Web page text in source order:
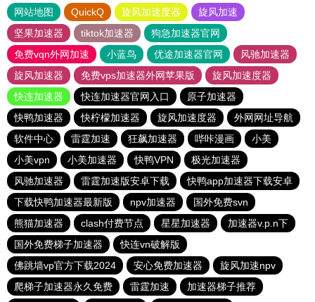
网站地图 QuickQ 旋风加速度器
旋风加速
坚果加速器
tiktok加速器
狗急加速器官网
免费vqn外网加速
小蓝鸟 优途加速器官网
风驰加速器
旋风加速器
免费vps加速器外网苹果版
旋风加速度器
快连加速器
快连加速器官网入口
原子加速器
快鸭加速器
快柠檬加速器 旋风加速度器
外网网址导航
软件中心
雷霆加速 狂飙加速器 哔咔漫画
小美
小美vpn
小美加速器 快鸭VPN
极光加速器
风驰加速器
雷霆加速版安卓下载
快鸭app加速器下载安卓
下载快鸭加速器最新版
npv加速器
国外免费svn
熊猫加速器
clash付费节点 星星加速器
加速器v.p.n下
国外免费梯子加速器
快连vn破解版
佛跳墙vp官方下载2024
安心免费加速器
旋风加速npv
爬梯子加速器永久免费
雷霆加速 加速器梯子推荐